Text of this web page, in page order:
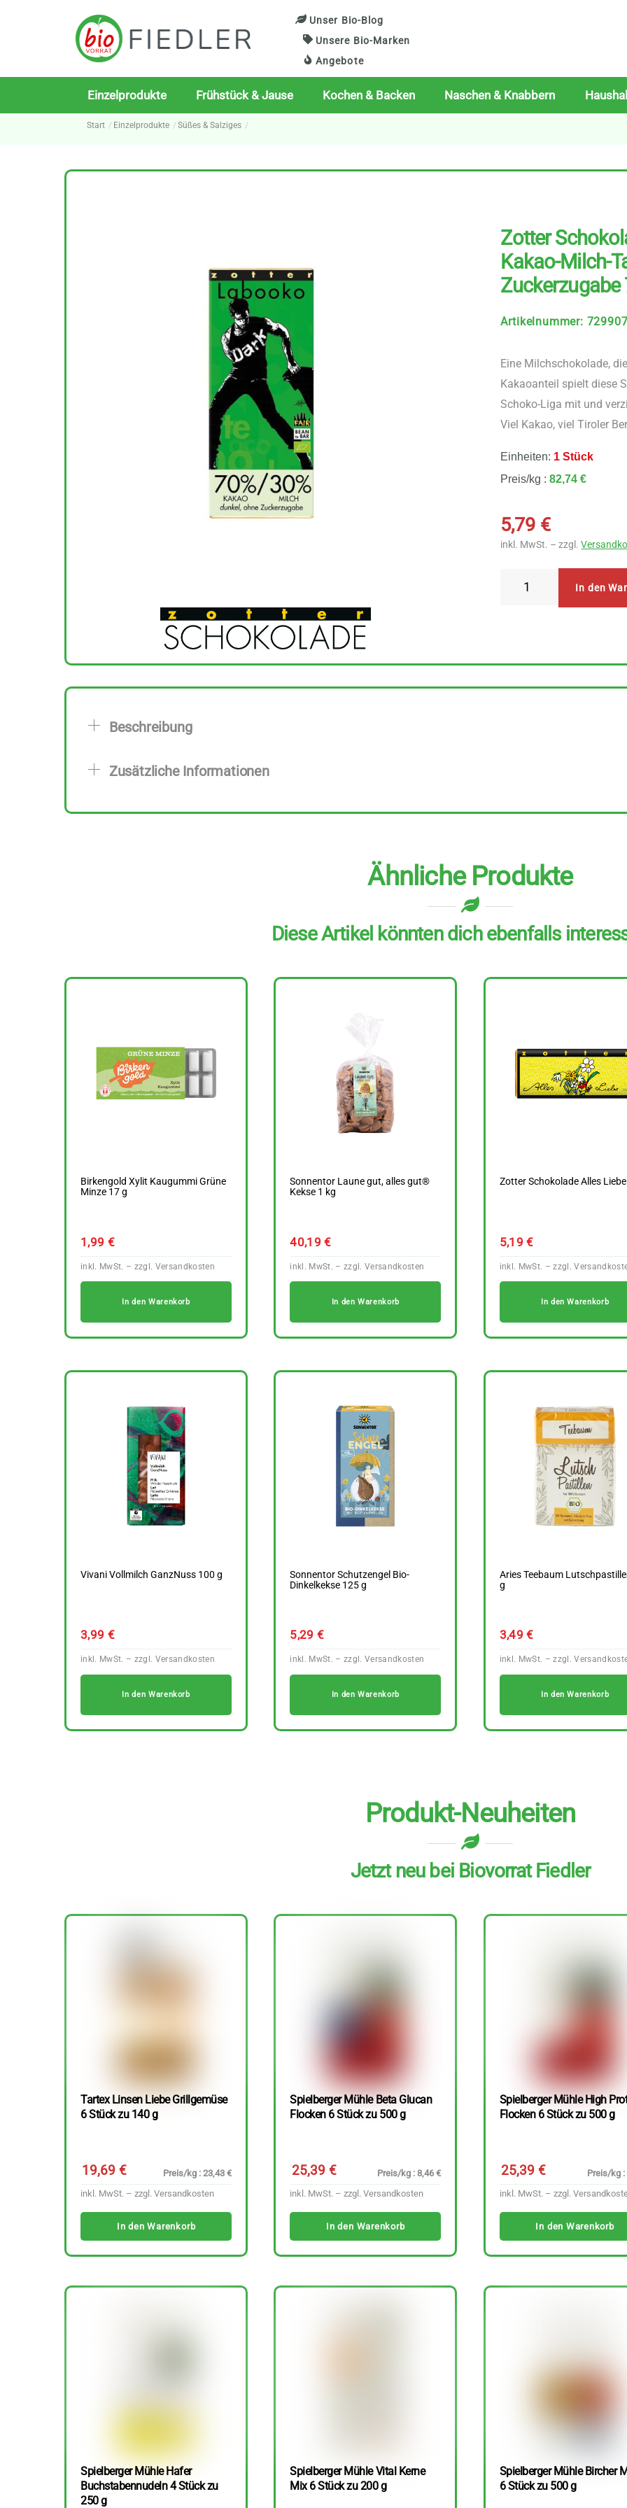
Unser Bio-Blog
Unsere Bio-Marken
Angebote
Einzelprodukte Frühstück & Jause Kochen & Backen Naschen & Knabbern
Start Einzelprodukte Süßes & Salziges
Zotter
Kakao-Milch-
Zuckerzugabe
Artikelnummer:
Eine Milchschokolade,
Kakaoanteil spielt diese
Schoko-Liga mit und
Viel Kakao, viel Tiroler
Einheiten: 1 Stück
Preis/kg :82,74 €
5,79 €
inkl. MwSt. – zzgl.
In den
Beschreibung
Zusätzliche Informationen
Ähnliche Produkte
Diese Artikel könnten dich ebenfalls
Birkengold Xylit Kaugummi Grüne
Minze 17 g
1,99 €
In den Warenkorb
Sonnentor Laune gut, alles gut®
Kekse 1 kg
40,19€
In den Warenkorb
Zotter Schokolade Alles
5,19€
In den Warenkorb
Vivani Vollmilch GanzNuss 100 g
3,99 €
In den Warenkorb
Sonnentor Schutzengel Bio-
Dinkelkekse 125 g
5,29 €
In den Warenkorb
Aries Teebaum
g
3,49€
In den Warenkorb
Produkt-Neuheiten
Jetzt neu bei Biovorrat Fiedler
Tartex Linsen Liebe Grillgemüse
6 Stück zu 140 g
19,69€
Preis/kg : 23,43 €
inkl. MwSt. – zzgl. Versandkosten
In den Warenkorb
Spielberger Mühle Beta Glucan
Flocken 6 Stück zu 500 g
25,39 €
Preis/kg : 8,46 €
inkl. MwSt. – zzgl.Versandkosten
In den Warenkorb
Spielberger Mühle High
Flocken 6 Stück zu 500 g
25,39 €
Preis/kg :
inkl. MwSt. – zzgl.
In den Warenkorb
Spielberger Mühle Hafer
Buchstabennudeln 4 Stück zu
250 g
Spielberger Mühle Vital Kerne
Mix 6 Stück zu 200 g
Spielberger Mühle Bircher
6 Stück zu 500 g